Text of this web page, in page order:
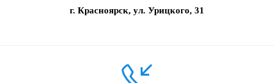
г. Красноярск, ул. Урицкого, 31